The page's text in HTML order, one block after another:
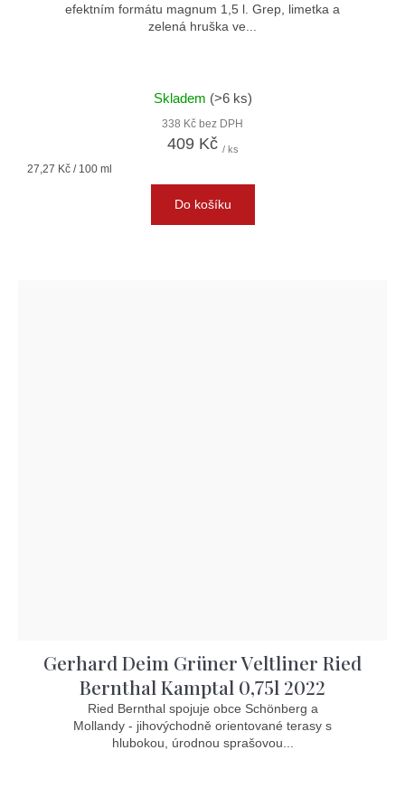
efektním formátu magnum 1,5 l. Grep, limetka a
zelená hruška ve...
Skladem (>6 ks)
338 Kč bez DPH
409 Kč / ks
Měrná
27,27 Kč / 100 ml
Do košíku
Gerhard Deim Grüner Veltliner Ried
Bernthal Kamptal 0,75l 2022
Ried Bernthal spojuje obce Schönberg a
Mollandy - jihovýchodně orientované terasy s
hlubokou, úrodnou sprašovou...